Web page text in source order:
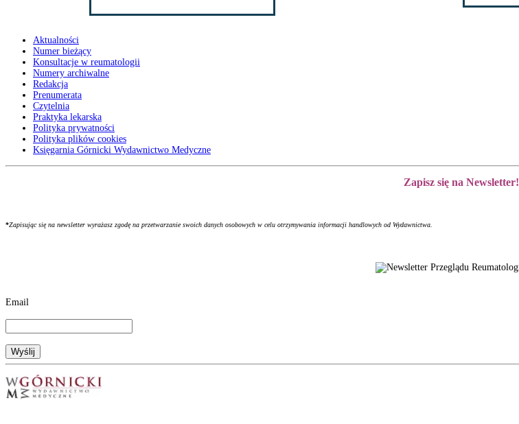
Aktualności
Numer bieżący
Konsultacje w reumatologii
Numery archiwalne
Redakcja
Prenumerata
Czytelnia
Praktyka lekarska
Polityka prywatności
Polityka plików cookies
Księgarnia Górnicki Wydawnictwo Medyczne
Zapisz się na Newsletter!
*Zapisując się na newsletter wyrażasz zgodę na przetwarzanie swoich danych osobowych w celu otrzymywania informacji handlowych od Wydawnictwa.
Email